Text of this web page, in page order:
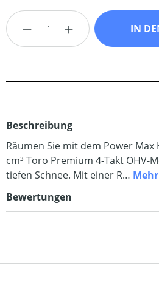
Produkt Anzahl: Gib
IN
Beschreibung
Räumen Sie mit dem Power Max
cm³ Toro Premium 4-Takt OHV-
tiefen Schnee. Mit einer R… Mehr
Bewertungen